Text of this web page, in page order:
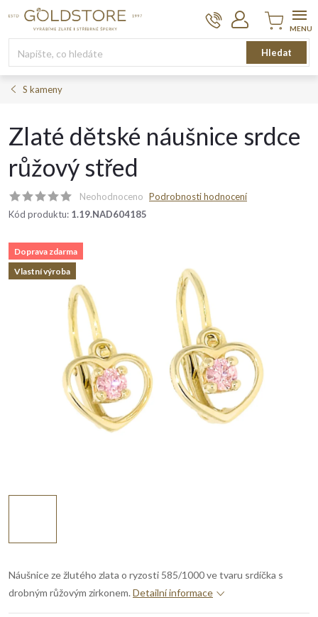
Hledat
Nákupní
košík
S kameny
Zlaté dětské náušnice srdce
růžový střed
Neohodnoceno Podrobnosti hodnocení
Kód produktu: 1.19.NAD604185
Doprava zdarma
Vlastní výroba
Náušnice ze žlutého zlata o ryzosti 585/1000 ve tvaru srdíčka s
drobným růžovým zirkonem. Detailní informace